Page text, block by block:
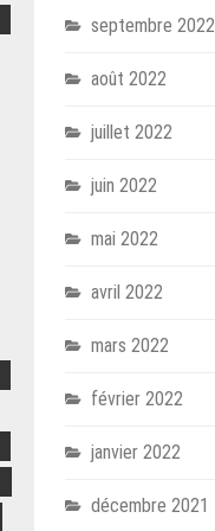
septembre 2022
août 2022
juillet 2022
juin 2022
mai 2022
avril 2022
mars 2022
février 2022
janvier 2022
décembre 2021